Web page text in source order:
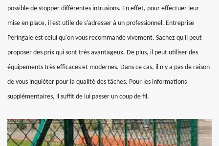
possible de stopper différentes intrusions. En effet, pour effectuer leur
mise en place, il est utile de s'adresser à un professionnel. Entreprise
Peringale est celui qu'on vous recommande vivement. Sachez qu'il peut
proposer des prix qui sont très avantageux. De plus, il peut utiliser des
équipements très efficaces et modernes. Dans ce cas, il n'y a pas de raison
de vous inquiéter pour la qualité des tâches. Pour les informations
supplémentaires, il suffit de lui passer un coup de fil.